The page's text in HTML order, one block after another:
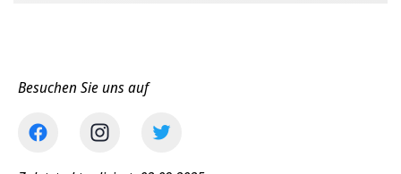
Besuchen Sie uns auf